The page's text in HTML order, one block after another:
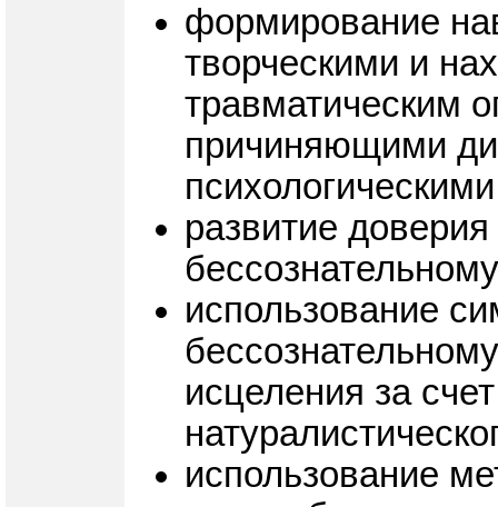
формирование
творческими и
травматическим
причиняющими
развитие
использование
исцеления за
использование